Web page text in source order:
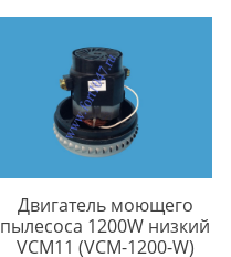
Двигатель моющего
пылесоса 1200W низкий
VCM11 (VCM-1200-W)